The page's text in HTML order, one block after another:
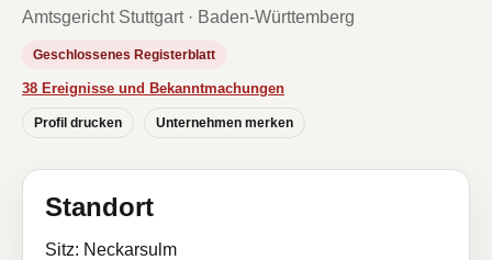
Amtsgericht Stuttgart · Baden-Württemberg
Geschlossenes Registerblatt
38 Ereignisse und Bekanntmachungen
Profil drucken Unternehmen merken
Standort
Sitz: Neckarsulm